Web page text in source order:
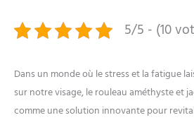
5/5 - (10
Dans un monde où le stress et la fatigue
sur notre visage, le rouleau améthyste et
comme une solution innovante pour